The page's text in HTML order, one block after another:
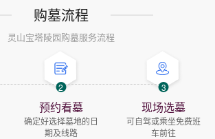
购墓流程
灵山宝塔陵园购墓服务流程
2
预约看墓
确定好选择墓地的日
期及线路
3
现场选墓
可自驾或乘坐免费班
车前往